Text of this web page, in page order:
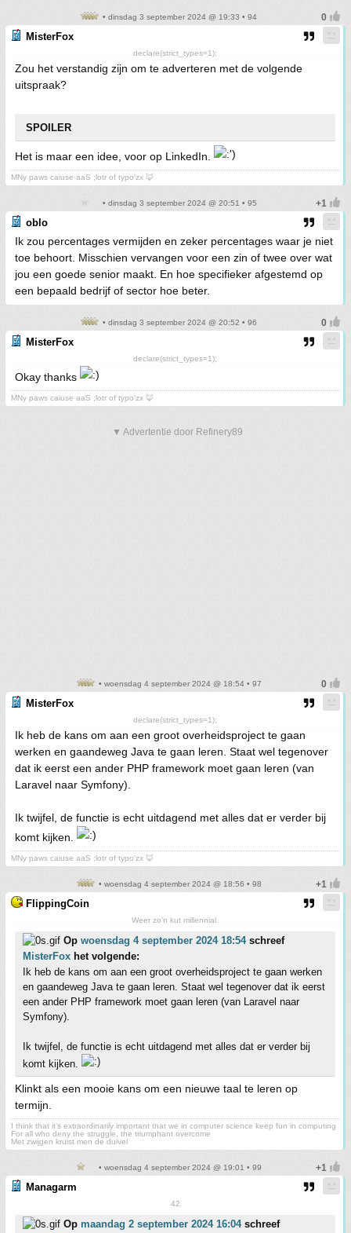
• dinsdag 3 september 2024 @ 19:33 • 94
MisterFox
declare(strict_types=1);
Zou het verstandig zijn om te adverteren met de volgende
uitspraak?
SPOILER
Het is maar een idee, voor op LinkedIn.
MNy paws caiuse aaS ;lotr of typo'zx 🦊
• dinsdag 3 september 2024 @ 20:51 • 95
oblo
Ik zou percentages vermijden en zeker percentages waar je niet
toe behoort. Misschien vervangen voor een zin of twee over wat
jou een goede senior maakt. En hoe specifieker afgestemd op
een bepaald bedrijf of sector hoe beter.
• dinsdag 3 september 2024 @ 20:52 • 96
MisterFox
declare(strict_types=1);
Okay thanks
MNy paws caiuse aaS ;lotr of typo'zx 🦊
▼ Advertentie door Refinery89
• woensdag 4 september 2024 @ 18:54 • 97
MisterFox
declare(strict_types=1);
Ik heb de kans om aan een groot overheidsproject te gaan
werken en gaandeweg Java te gaan leren. Staat wel tegenover
dat ik eerst een ander PHP framework moet gaan leren (van
Laravel naar Symfony).
Ik twijfel, de functie is echt uitdagend met alles dat er verder bij
komt kijken.
MNy paws caiuse aaS ;lotr of typo'zx 🦊
• woensdag 4 september 2024 @ 18:56 • 98
FlippingCoin
Weer zo'n kut millennial.
Op woensdag 4 september 2024 18:54schreef
MisterFox het volgende:
Ik heb de kans om aan een groot overheidsproject te gaan werken
en gaandeweg Java te gaan leren. Staat wel tegenover dat ik eerst
een ander PHP framework moet gaan leren (van Laravel naar
Symfony).
Ik twijfel, de functie is echt uitdagend met alles dat er verder bij
komt kijken.
Klinkt als een mooie kans om een nieuwe taal te leren op
termijn.
I think that it’s extraordinarily important that we in computer science keep fun in computing
For all who deny the struggle, the triumphant overcome
Met zwijgen kruist men de duivel
• woensdag 4 september 2024 @ 19:01 • 99
Managarm
42
Op maandag 2 september 2024 16:04schreef